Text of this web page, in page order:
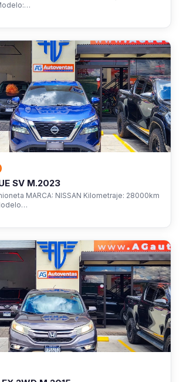
SV M.2023
MARCA: NISSAN Kilometraje: 28000km